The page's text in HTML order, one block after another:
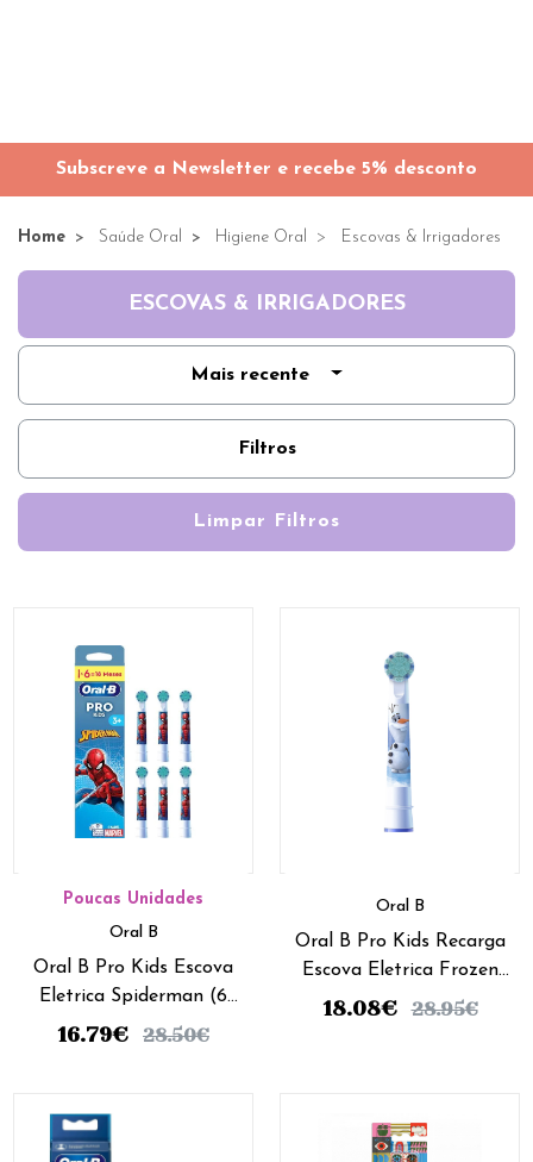
Subscreve a Newsletter e recebe 5% desconto
Home Saúde Oral Higiene Oral Escovas & Irrigadores
ESCOVAS & IRRIGADORES
Mais recente
Filtros
Limpar Filtros
Poucas Unidades
Oral B
Oral B Pro Kids Escova
Eletrica Spiderman (6
recargas)
16.79€ 28.50€
Oral B
Oral B Pro Kids Recarga
Escova Eletrica Frozen
(x6 recargas )
18.08€ 28.95€